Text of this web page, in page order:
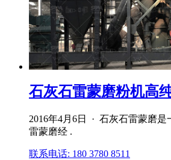
石灰石雷蒙磨粉机高
2016年4月6日 · 石灰石雷蒙磨
雷蒙磨经 .
联系电话: 180 3780 8511